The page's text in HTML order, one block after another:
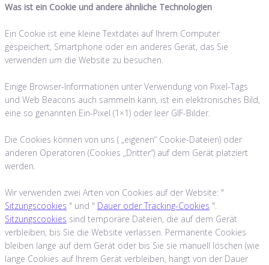
Was ist ein Cookie und andere ähnliche Technologien
Ein Cookie ist eine kleine Textdatei auf Ihrem Computer
gespeichert, Smartphone oder ein anderes Gerät, das Sie
verwenden um die Website zu besuchen.
Einige Browser-Informationen unter Verwendung von Pixel-Tags
und Web Beacons auch sammeln kann, ist ein elektronisches Bild,
eine so genannten Ein-Pixel (1×1) oder leer GIF-Bilder.
Die Cookies können von uns ( „eigenen“ Cookie-Dateien) oder
anderen Operatoren (Cookies „Dritter“) auf dem Gerät platziert
werden.
Wir verwenden zwei Arten von Cookies auf der Website: "
Sitzungscookies " und " Dauer oder Tracking-Cookies ".
Sitzungscookies sind temporäre Dateien, die auf dem Gerät
verbleiben, bis Sie die Website verlassen. Permanente Cookies
bleiben lange auf dem Gerät oder bis Sie sie manuell löschen (wie
lange Cookies auf Ihrem Gerät verbleiben, hängt von der Dauer